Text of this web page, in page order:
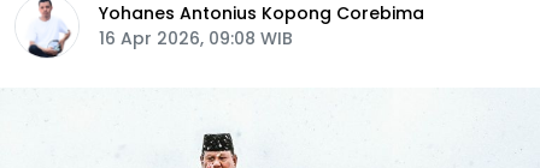
Yohanes Antonius Kopong Corebima
16 Apr 2026, 09:08 WIB